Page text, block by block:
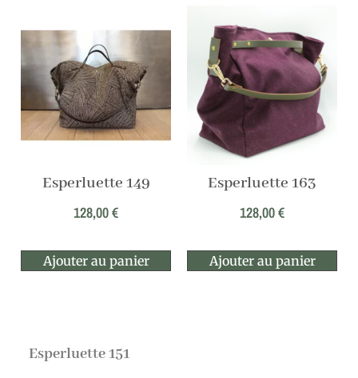
Esperluette 149
128,00€
Ajouter au panier
Esperluette 163
128,00€
Ajouter au panier
Esperluette 151